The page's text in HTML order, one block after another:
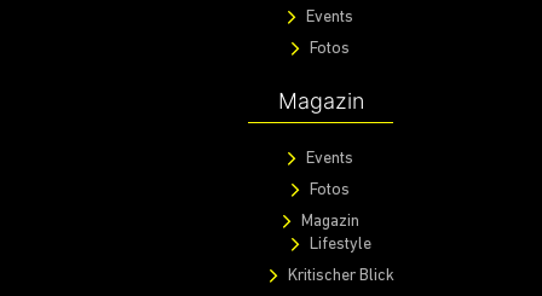
Events
Fotos
Magazin
Events
Fotos
Magazin
Lifestyle
Kritischer Blick